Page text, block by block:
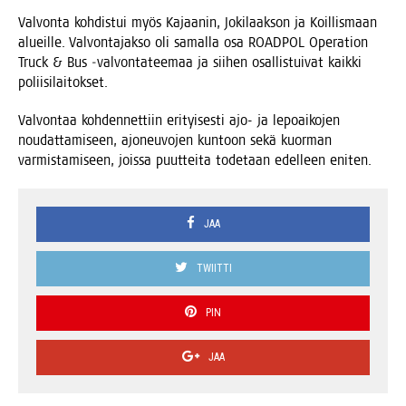
Val­von­ta koh­dis­tui myös Kajaa­nin, Joki­laak­son ja Koil­lis­maan
alueil­le. Val­von­ta­jak­so oli samal­la osa ROADPOL Ope­ra­tion
Truck & Bus ‑val­von­ta­tee­maa ja sii­hen osal­lis­tui­vat kaik­ki
poliisilaitokset.
Val­von­taa koh­den­net­tiin eri­tyi­ses­ti ajo- ja lepoai­ko­jen
nou­dat­ta­mi­seen, ajo­neu­vo­jen kun­toon sekä kuor­man
var­mis­ta­mi­seen, jois­sa puut­tei­ta tode­taan edel­leen eniten.
JAA
TWIITTI
PIN
JAA